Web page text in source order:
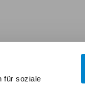
für soziale